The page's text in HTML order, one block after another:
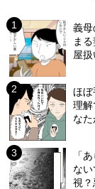
義
ま
屋扱
ほ
理
なた
「
な
視